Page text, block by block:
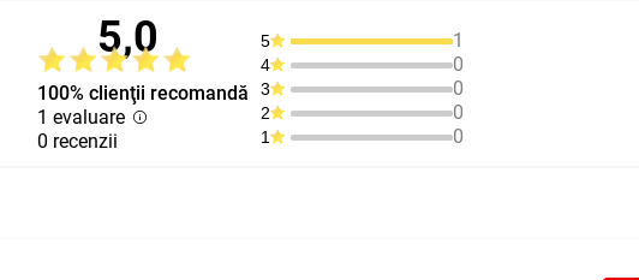
5,0
100% clienţii recomandă
1 evaluare
0 recenzii
5 1
4 0
3 0
2 0
1 0